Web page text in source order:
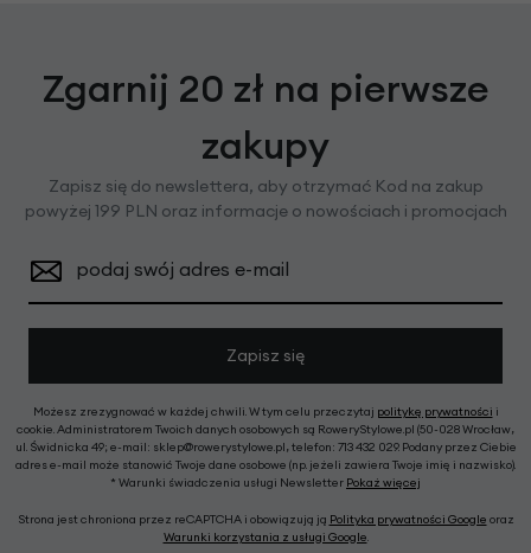
Zgarnij 20 zł na pierwsze
zakupy
Zapisz się do newslettera, aby otrzymać Kod na zakup
powyżej 199 PLN oraz informacje o nowościach i promocjach
podaj swój adres e-mail
Zapisz się
Możesz zrezygnować w każdej chwili. W tym celu przeczytaj politykę prywatności i
cookie. Administratorem Twoich danych osobowych są RoweryStylowe.pl (50-028 Wrocław,
ul. Świdnicka 49; e-mail: sklep@rowerystylowe.pl, telefon: 713 432 029. Podany przez Ciebie
adres e-mail może stanowić Twoje dane osobowe (np. jeżeli zawiera Twoje imię i nazwisko).
* Warunki świadczenia usługi Newsletter Pokaż więcej
Strona jest chroniona przez reCAPTCHA i obowiązują ją Polityka prywatności Google oraz
Warunki korzystania z usługi Google.